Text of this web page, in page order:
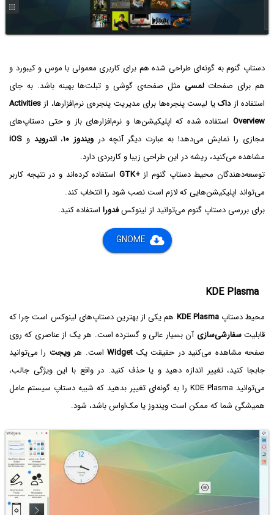
دستاپ گنوم به گونه‌ای طراحی شده هم برای کاربری معمولی با موس و کیبورد و
هم برای صفحاتلمسی مثل صفحه‌ی گوشی و تبلت‌ها بهینه باشد. به جای
استفاده ازداکیا لیست پنجره‌ها برای مدیریت پنجره‌ی نرم‌افزارها، از Activities
Overview استفاده شده که اپلیکیشن‌ها و نرم‌افزارهای باز و حتی دستاپ‌های
مجازی را نمایش می‌دهد! به عبارت دیگر آنچه در ویندوز ۱۰ ،اندروید و iOS
مشاهده می‌کنید، ریشه در این طراحی زیبا و کاربردی دارد.
توسعه‌دهندگان محیط دستاپ گنوم ازGTK+ استفاده کرده‌اند و در نتیجه کاربر
می‌تواند اپلیکیشن‌هایی که لازم است نصب شود را انتخاب کند.
برای بررسی دستاپ گنوم می‌توانید از لینوکسفدورا استفاده کنید.
GNOME
KDE Plasma
محیط دستاپKDE Plasma هم یکی از بهترین دستاپ‌های لینوکس است چرا که
قابلیتسفارشی‌سازی آن بسیار عالی و گسترده است. هر یک از عناصری که روی
صفحه مشاهده می‌کنید در حقیقت یک Widgetاست. هرویجت را می‌توانید
جابجا کنید، تغییر اندازه دهید و یا حذف کنید. در واقع با این ویژگی جالب،
می‌توانید KDE Plasma را به گونه‌ای تغییر بدهید که شبیه دستاپ سیستم عامل
همیشگی شما که ممکن است ویندوز یا مک‌او‌اس باشد، شود.